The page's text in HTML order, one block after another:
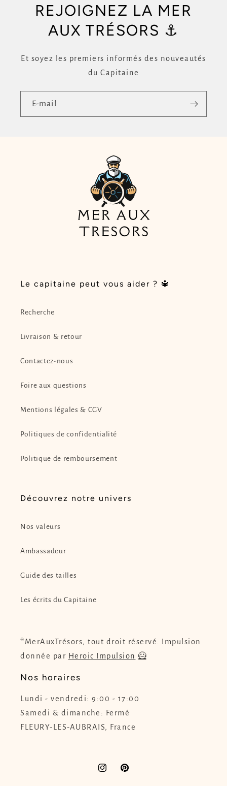
REJOIGNEZ LA MER
AUX TRÉSORS ⚓
Et soyez les premiers informés des nouveautés
du Capitaine
E-mail
Le capitaine peut vous aider ? 🔱
Recherche
Livraison & retour
Contactez-nous
Foire aux questions
Mentions légales & CGV
Politiques de confidentialité
Politique de remboursement
Découvrez notre univers
Nos valeurs
Ambassadeur
Guide des tailles
Les écrits du Capitaine
®MerAuxTrésors, tout droit réservé. Impulsion
donnée par Heroic Impulsion 🦸
Nos horaires
Lundi - vendredi: 9:00 - 17:00
Samedi & dimanche: Fermé
FLEURY-LES-AUBRAIS, France
InstagramPinterest